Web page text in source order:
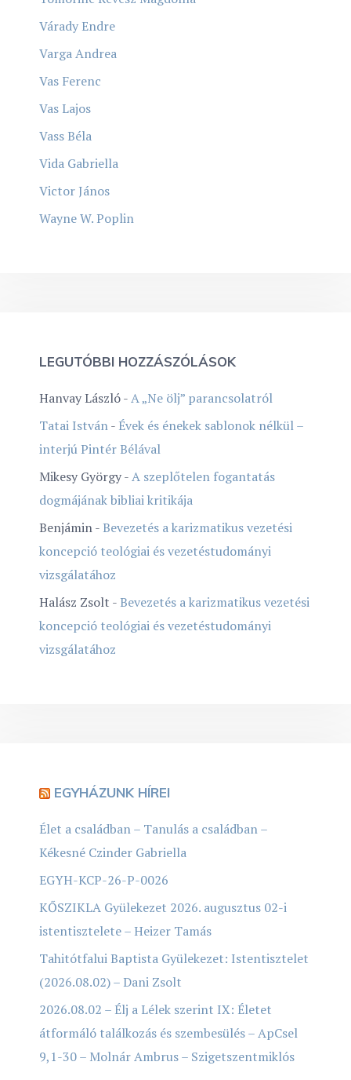
Várady Endre
Varga Andrea
Vas Ferenc
Vas Lajos
Vass Béla
Vida Gabriella
Victor János
Wayne W. Poplin
LEGUTÓBBI HOZZÁSZÓLÁSOK
Hanvay László-A „Ne ölj” parancsolatról
Tatai István- Évek és énekek sablonok nélkül –
interjú Pintér Bélával
Mikesy György-A szeplőtelen fogantatás
dogmájának bibliai kritikája
Benjámin-Bevezetés a karizmatikus vezetési
koncepció teológiai és vezetéstudományi
vizsgálatához
Halász Zsolt -Bevezetés a karizmatikus vezetési
koncepció teológiai és vezetéstudományi
vizsgálatához
EGYHÁZUNK HÍREI
Élet a családban – Tanulás a családban –
Kékesné Czinder Gabriella
EGYH-KCP-26-P-0026
KŐSZIKLA Gyülekezet 2026. augusztus 02-i
istentisztelete – Heizer Tamás
Tahitótfalui Baptista Gyülekezet: Istentisztelet
(2026.08.02) – Dani Zsolt
2026.08.02 – Élj a Lélek szerint IX: Életet
átformáló találkozás és szembesülés – ApCsel
9,1-30 – Molnár Ambrus – Szigetszentmiklós